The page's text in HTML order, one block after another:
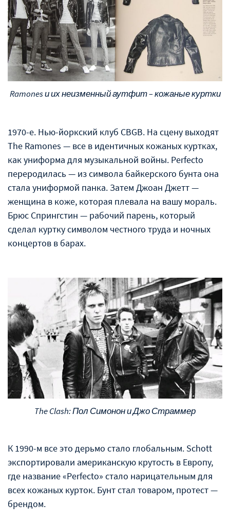
Ramones и их неизменный аутфит – кожаные куртки
1970-е. Нью-йоркский клуб CBGB. На сцену выходят
The Ramones — все в идентичных кожаных куртках,
как униформа для музыкальной войны. Perfecto
переродилась — из символа байкерского бунта она
стала униформой панка. Затем Джоан Джетт —
женщина в коже, которая плевала на вашу мораль.
Брюс Спрингстин — рабочий парень, который
сделал куртку символом честного труда и ночных
концертов в барах.
The Clash: Пол Симонон и Джо Страммер
К 1990-м все это дерьмо стало глобальным. Schott
экспортировали американскую крутость в Европу,
где название «Perfecto» стало нарицательным для
всех кожаных курток. Бунт стал товаром, протест —
брендом.